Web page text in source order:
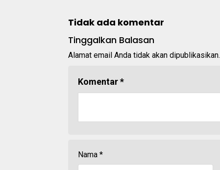
Tidak ada komentar
Tinggalkan Balasan
Alamat email Anda tidak akan dipublikasikan.
Komentar*
Nama *